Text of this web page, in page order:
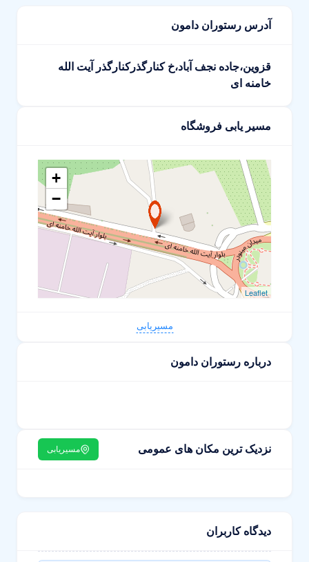
آدرس رستوران دامون
قزوین،جاده نجف آباد،خ کنارگذرکنارگذر آیت الله
خامنه ای
مسیر یابی فروشگاه
+
−
Leaflet
مسیریابی
درباره رستوران دامون
نزدیک ترین مکان های عمومی مسیریابی
دیدگاه کاربران